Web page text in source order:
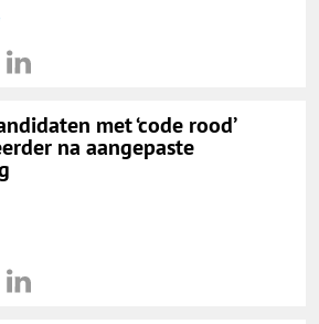
met ‘code rood’
na aangepaste